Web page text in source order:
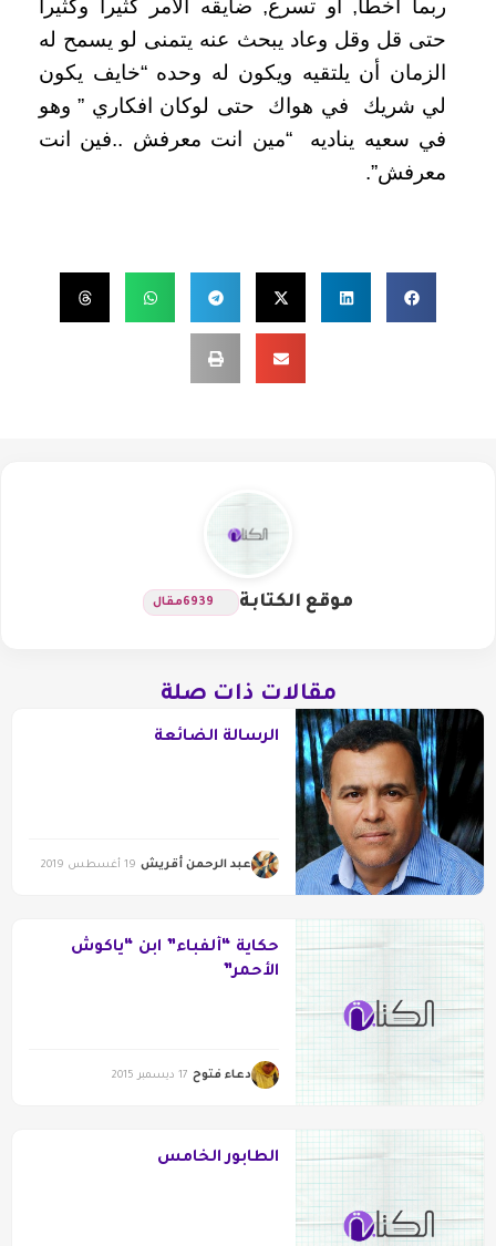
ربما اخطأ, أو تسرع, ضايقه الأمر كثيراً وكثيراً
حتى قل وقل وعاد يبحث عنه يتمنى لو يسمح له
الزمان أن يلتقيه ويكون له وحده “خايف يكون
لي شريك في هواك حتى لوكان افكاري ” وهو
في سعيه يناديه “مين انت معرفش ..فين انت
معرفش”.
موقع الكتابة 6939مقال
مقالات ذات صلة
الرسالة الضائعة
عبد الرحمن أقريش 19 أغسطس 2019
حكاية “ألفباء” ابن “ياكوش
الأحمر”
دعاء فتوح 17 ديسمبر 2015
الطابور الخامس